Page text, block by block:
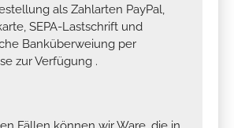
als Zahlarten PayPal,
SEPA-Lastschrift und
Banküberweiung per
zur Verfügung .